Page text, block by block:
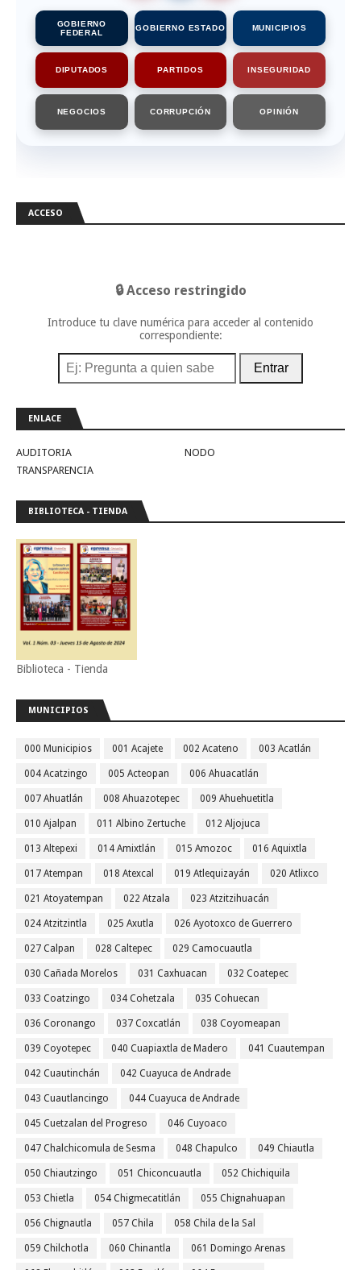
GOBIERNO
FEDERAL
GOBIERNO ESTADO MUNICIPIOS
DIPUTADOS PARTIDOS INSEGURIDAD
NEGOCIOS CORRUPCIÓN OPINIÓN
ACCESO
🔒 Acceso restringido
Introduce tu clave numérica para acceder al contenido
correspondiente:
Entrar
ENLACE
AUDITORIA
NODO
TRANSPARENCIA
BIBLIOTECA - TIENDA
Biblioteca - Tienda
MUNICIPIOS
000 Municipios 001 Acajete 002 Acateno 003 Acatlán
004 Acatzingo 005 Acteopan 006 Ahuacatlán
007 Ahuatlán 008 Ahuazotepec 009 Ahuehuetitla
010 Ajalpan 011 Albino Zertuche 012 Aljojuca
013 Altepexi 014 Amixtlán 015 Amozoc 016 Aquixtla
017 Atempan 018 Atexcal 019 Atlequizayán 020 Atlixco
021 Atoyatempan 022 Atzala 023 Atzitzihuacán
024 Atzitzintla 025 Axutla 026 Ayotoxco de Guerrero
027 Calpan 028 Caltepec 029 Camocuautla
030 Cañada Morelos 031 Caxhuacan 032 Coatepec
033 Coatzingo 034 Cohetzala 035 Cohuecan
036 Coronango 037 Coxcatlán 038 Coyomeapan
039 Coyotepec 040 Cuapiaxtla de Madero 041 Cuautempan
042 Cuautinchán 042 Cuayuca de Andrade
043 Cuautlancingo 044 Cuayuca de Andrade
045 Cuetzalan del Progreso 046 Cuyoaco
047 Chalchicomula de Sesma 048 Chapulco 049 Chiautla
050 Chiautzingo 051 Chiconcuautla 052 Chichiquila
053 Chietla 054 Chigmecatitlán 055 Chignahuapan
056 Chignautla 057 Chila 058 Chila de la Sal
059 Chilchotla 060 Chinantla 061 Domingo Arenas